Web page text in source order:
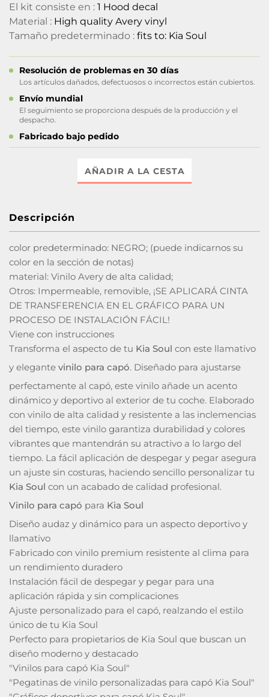
El kit consiste en : 1 Hood decal
Material : High quality Avery vinyl
Tamaño predeterminado : fits to: Kia Soul
Resolución de problemas en 30 días
Los artículos dañados, defectuosos o incorrectos están cubiertos.
Envío mundial
El seguimiento se proporciona después de la producción y el
despacho.
Fabricado bajo pedido
AÑADIR A LA CESTA
Descripción
color predeterminado: NEGRO; (puede indicarnos su
color en la sección de notas)
material: Vinilo Avery de alta calidad;
Otros: Impermeable, removible, ¡SE APLICARÁ CINTA
DE TRANSFERENCIA EN EL GRÁFICO PARA UN
PROCESO DE INSTALACIÓN FÁCIL!
Viene con instrucciones
Transforma el aspecto de tu Kia Soul con este llamativo
y elegante vinilo para capó. Diseñado para ajustarse
perfectamente al capó, este vinilo añade un acento
dinámico y deportivo al exterior de tu coche. Elaborado
con vinilo de alta calidad y resistente a las inclemencias
del tiempo, este vinilo garantiza durabilidad y colores
vibrantes que mantendrán su atractivo a lo largo del
tiempo. La fácil aplicación de despegar y pegar asegura
un ajuste sin costuras, haciendo sencillo personalizar tu
Kia Soul con un acabado de calidad profesional.
Vinilo para capó para Kia Soul
Diseño audaz y dinámico para un aspecto deportivo y
llamativo
Fabricado con vinilo premium resistente al clima para
un rendimiento duradero
Instalación fácil de despegar y pegar para una
aplicación rápida y sin complicaciones
Ajuste personalizado para el capó, realzando el estilo
único de tu Kia Soul
Perfecto para propietarios de Kia Soul que buscan un
diseño moderno y destacado
"Vinilos para capó Kia Soul"
"Pegatinas de vinilo personalizadas para capó Kia Soul"